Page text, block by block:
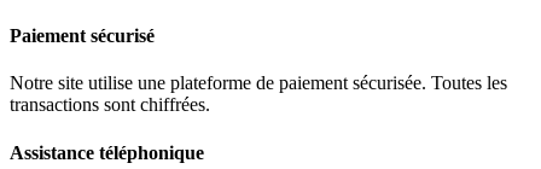
Paiement sécurisé
Notre site utilise une plateforme de paiement sécurisée. Toutes les
transactions sont chiffrées.
Assistance téléphonique